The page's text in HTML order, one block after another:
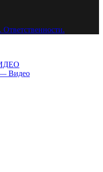
Ответственности.
Видео